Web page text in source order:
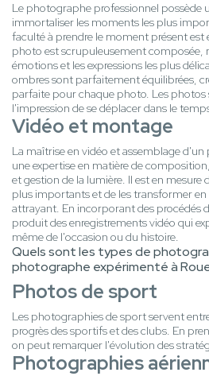
Le photographe professionnel possède
immortaliser les moments les plus
faculté à prendre le moment présent
photo est scrupuleusement composée,
émotions et les expressions les plus
ombres sont parfaitement équilibrées,
parfaite pour chaque photo. Les photos
l'impression de se déplacer dans le
Vidéo et montage
La maîtrise en vidéo et assemblage
une expertise en matière de
et gestion de la lumière. Il est en
plus importants et de les transformer
attrayant. En incorporant des procédés
produit des enregistrements vidéo qui
même de l'occasion ou du histoire.
Quels sont les types de
photographe expérimenté à
Photos de sport
Les photographies de sport servent
progrès des sportifs et des clubs. En
on peut remarquer l'évolution des
Photographies